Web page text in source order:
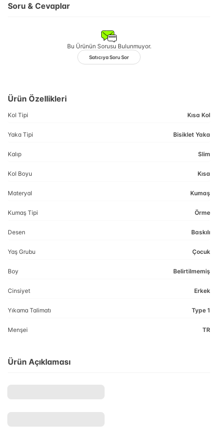
Soru & Cevaplar
Bu Ürünün Sorusu Bulunmuyor.
Satıcıya Soru Sor
Ürün Özellikleri
Kol Tipi Kısa Kol
Yaka Tipi Bisiklet Yaka
Kalıp Slim
Kol Boyu Kısa
Materyal Kumaş
Kumaş Tipi Örme
Desen Baskılı
Yaş Grubu Çocuk
Boy Belirtilmemiş
Cinsiyet Erkek
Yıkama Talimatı Type 1
Menşei TR
Ürün Açıklaması